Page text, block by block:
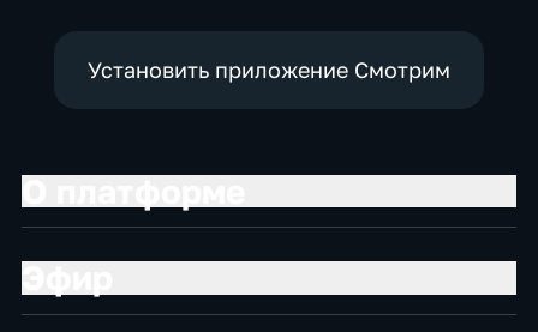
Установить приложение Смотрим